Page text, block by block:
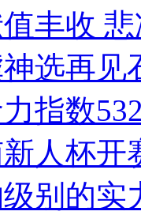
丰收
选再见
指数
人杯开
别的